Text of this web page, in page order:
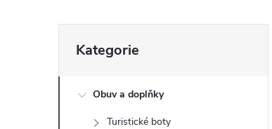
o
kategorie
Kategorie
Obuv a doplňky
Turistické boty